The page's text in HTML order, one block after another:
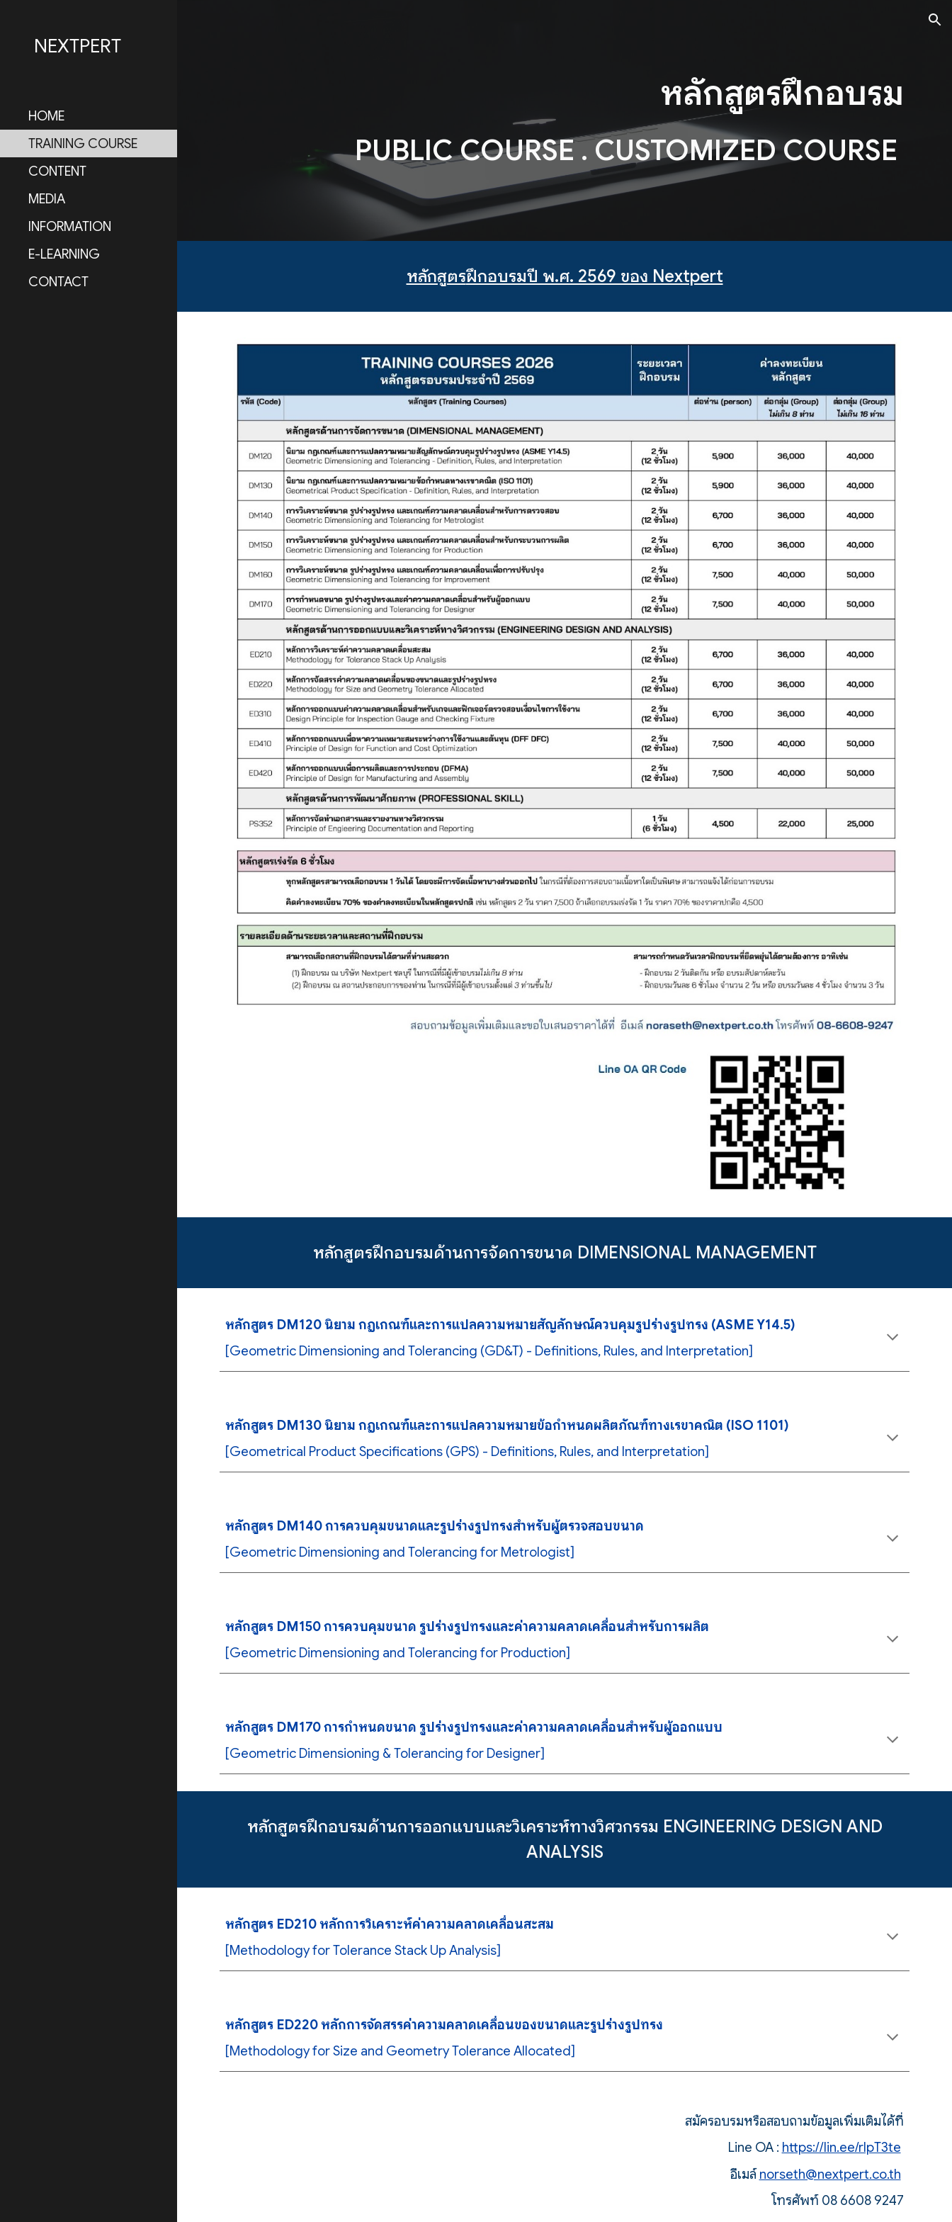
NEXTPERT
HOME
TRAINING COURSE
CONTENT
MEDIA
INFORMATION
E-LEARNING
CONTACT
หลักสูตรฝึกอบรม
PUBLIC COURSE . CUSTOMIZED COURSE
หลักสูตรฝึกอบรมปี พ.ศ. 2569 ของ Nextpert
หลักสูตรฝึกอบรมด้านการจัดการขนาด DIMENSIONAL MANAGEMENT
หลักสูตร DM120 นิยาม กฎเกณฑ์และการแปลความหมายสัญลักษณ์ควบคุมรูปร่างรูปทรง (ASME Y14.5)
[Geometric Dimensioning and Tolerancing (GD&T) - Definitions, Rules, and Interpretation]
หลักสูตร DM130 นิยาม กฎเกณฑ์และการแปลความหมายข้อกำหนดผลิตภัณฑ์ทางเรขาคณิต (ISO 1101)
[Geometrical Product Specifications (GPS) - Definitions, Rules, and Interpretation]
หลักสูตร DM140 การควบคุมขนาดและรูปร่างรูปทรงสำหรับผู้ตรวจสอบขนาด
[Geometric Dimensioning and Tolerancing for Metrologist]
หลักสูตร DM150 การควบคุมขนาด รูปร่างรูปทรงและค่าความคลาดเคลื่อนสำหรับการผลิต
[Geometric Dimensioning and Tolerancing for Production]
หลักสูตร DM170 การกำหนดขนาด รูปร่างรูปทรงและค่าความคลาดเคลื่อนสำหรับผู้ออกแบบ
[Geometric Dimensioning & Tolerancing for Designer]
หลักสูตรฝึกอบรมด้านการออกแบบและวิเคราะห์ทางวิศวกรรม ENGINEERING DESIGN AND
ANALYSIS
หลักสูตร ED210 หลักการวิเคราะห์ค่าความคลาดเคลื่อนสะสม
[Methodology for Tolerance Stack Up Analysis]
หลักสูตร ED220 หลักการจัดสรรค่าความคลาดเคลื่อนของขนาดและรูปร่างรูปทรง
[Methodology for Size and Geometry Tolerance Allocated]
สมัครอบรมหรือสอบถามข้อมูลเพิ่มเติมได้ที่
Line OA : https://lin.ee/rIpT3te
อีเมล์norseth@nextpert.co.th
โทรศัพท์ 08 6608 9247